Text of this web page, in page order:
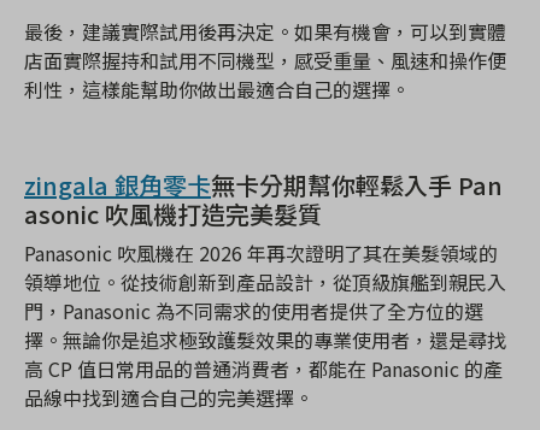
最後，建議實際試用後再決定。如果有機會，可以到實體
店面實際握持和試用不同機型，感受重量、風速和操作便
利性，這樣能幫助你做出最適合自己的選擇。
zingala 銀角零卡無卡分期幫你輕鬆入手 Pan
asonic 吹風機打造完美髮質
Panasonic 吹風機在 2026 年再次證明了其在美髮領域的
領導地位。從技術創新到產品設計，從頂級旗艦到親民入
門，Panasonic 為不同需求的使用者提供了全方位的選
擇。無論你是追求極致護髮效果的專業使用者，還是尋找
高 CP 值日常用品的普通消費者，都能在 Panasonic 的產
品線中找到適合自己的完美選擇。